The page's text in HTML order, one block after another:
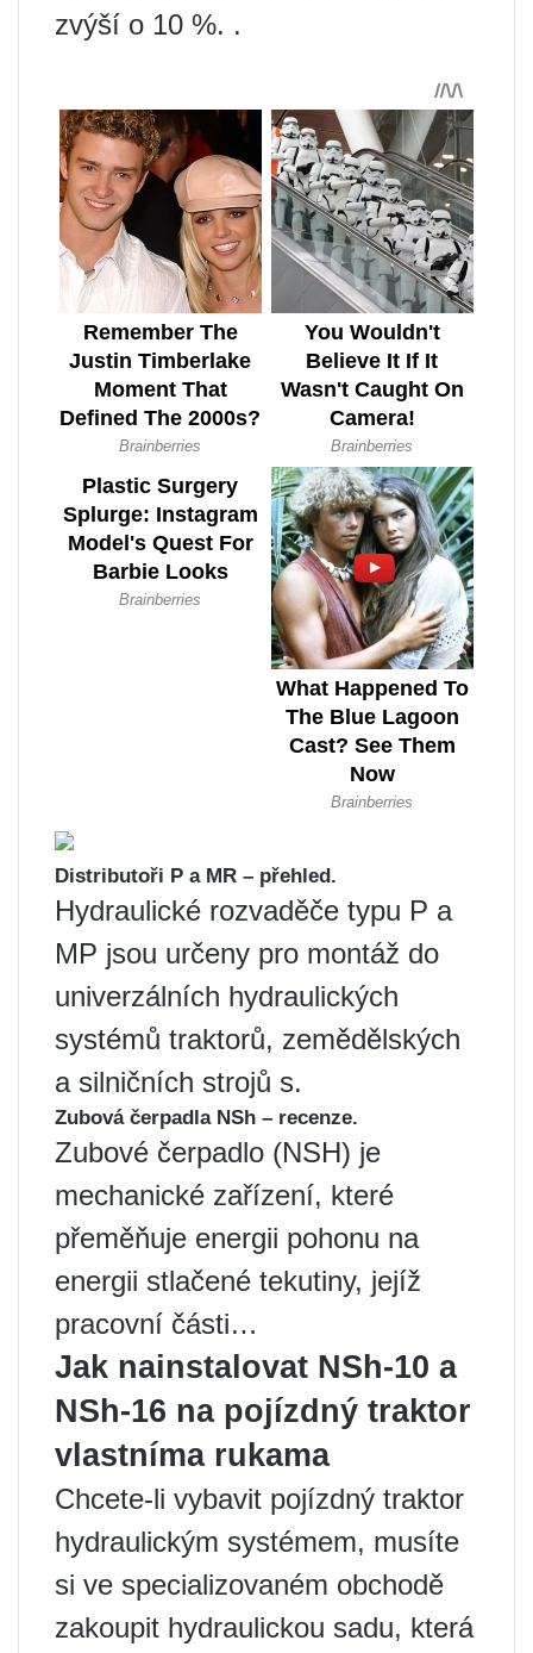
zvýší o 10 %. .
Distributoři P a MR – přehled.
Hydraulické rozvaděče typu P a
MP jsou určeny pro montáž do
univerzálních hydraulických
systémů traktorů, zemědělských
a silničních strojů s.
Zubová čerpadla NSh – recenze.
Zubové čerpadlo (NSH) je
mechanické zařízení, které
přeměňuje energii pohonu na
energii stlačené tekutiny, jejíž
pracovní části…
Jak nainstalovat NSh-10 a
NSh-16 na pojízdný traktor
vlastníma rukama
Chcete-li vybavit pojízdný traktor
hydraulickým systémem, musíte
si ve specializovaném obchodě
zakoupit hydraulickou sadu, která